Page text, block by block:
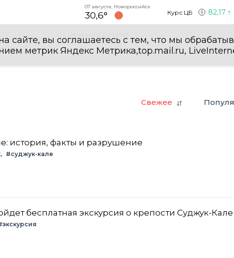
07 августа, Новороссийск
30,6° Курс ЦБ 82,17
сайте, вы соглашаетесь с тем, что мы
метрик Яндекс Метрика,top.mail.ru,
Свежее
история, факты и разрушение
#суджук-кале
бесплатная экскурсия о крепости Суджук-Кале